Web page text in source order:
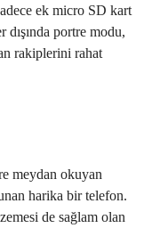
ek micro SD kart
portre modu,
rakiplerini rahat
meydan okuyan
harika bir telefon.
de sağlam olan